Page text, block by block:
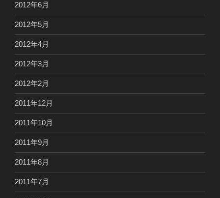
2012年6月
2012年5月
2012年4月
2012年3月
2012年2月
2011年12月
2011年10月
2011年9月
2011年8月
2011年7月